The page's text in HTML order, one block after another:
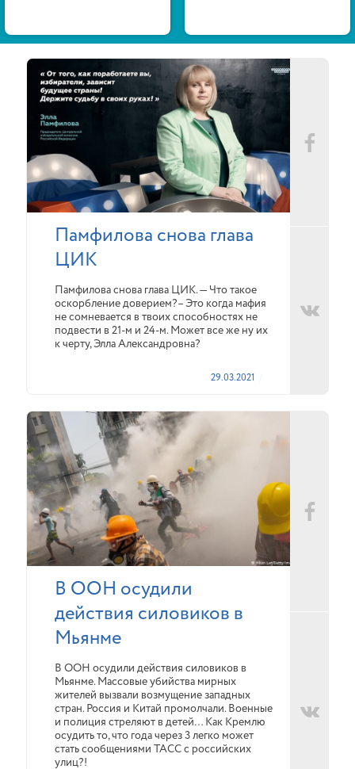
Памфилова снова глава
ЦИК
Памфилова снова глава ЦИК. — Что такое
оскорбление доверием?– Это когда мафия
не сомневается в твоих способностях не
подвести в 21-м и 24-м. Может все же ну их
к черту, Элла Александровна?
29.03.2021
В ООН осудили
действия силовиков в
Мьянме
В ООН осудили действия силовиков в
Мьянме. Массовые убийства мирных
жителей вызвали возмущение западных
стран. Россия и Китай промолчали. Военные
и полиция стреляют в детей… Как Кремлю
осудить то, что года через 3 легко может
стать сообщениями ТАСС с российских
улиц?!